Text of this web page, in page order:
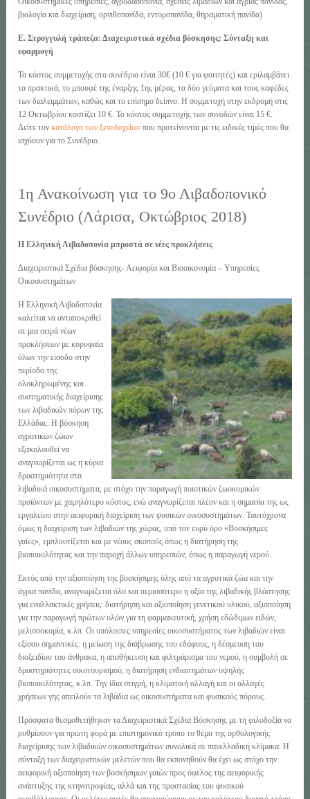
βιολογία και διαχείριση, ορνιθοπανίδα, εντομοπανίδα, θηραματική πανίδα)
Ε. Στρογγυλή τράπεζα: Διαχειριστικά σχέδια βόσκησης: Σύνταξη και
εφαρμογή
Το κόστος συμμετοχής στο συνέδριο είναι 30€ (10 € για φοιτητές) και εριλαμβάνει
τα πρακτικά, το μπουφέ της έναρξης 1ης μέρας, τα δύο γεύματα και τους καφέδες
των διαλειμμάτων, καθώς και το επίσημο δείπνο. Η συμμετοχή στην εκδρομή στις
12 Οκτωβρίου κοστίζει 10 €. Το κόστος συμμετοχής των συνοδών είναι 15 €.
Δείτε τονκατάλογο των ξενοδοχείων που προτείνονται με τις ειδικές τιμές που θα
ισχύουν για το Συνέδριο.
1η Ανακοίνωση για το 9ο Λιβαδοπονικό
Συνέδριο (Λάρισα, Οκτώβριος 2018)
Η Ελληνική Λιβαδοπονία μπροστά σε νέες προκλήσεις
Διαχειριστικά Σχέδια βόσκησης- Αειφορία και Βιοοικονομία – Υπηρεσίες
Οικοσυστημάτων
Η Ελληνική Λιβαδοπονία
καλείται να ανταποκριθεί
σε μια σειρά νέων
προκλήσεων με κορυφαία
όλων την είσοδο στην
περίοδο της
ολοκληρωμένης και
συστηματικής διαχείρισης
των λιβαδικών πόρων της
Ελλάδας. Η βόσκηση
αγροτικών ζώων
εξακολουθεί να
αναγνωρίζεται ως η κύρια
δραστηριότητα στα
λιβαδικά οικοσυστήματα, με στόχο την παραγωγή ποιοτικών ζωοκομικών
προϊόντων με χαμηλότερο κόστος, ενώ αναγνωρίζεται πλέον και η σημασία της ως
εργαλείου στην αειφορική διαχείριση των φυσικών οικοσυστημάτων. Ταυτόχρονα
όμως η διαχείριση των λιβαδιών της χώρας, υπό τον ευρύ όρο «Βοσκήσιμες
γαίες», εμπλουτίζεται και με νέους σκοπούς όπως η διατήρηση της
βιοποικιλότητας και την παροχή άλλων υπηρεσιών, όπως η παραγωγή νερού.
Εκτός από την αξιοποίηση της βοσκήσιμης ύλης από τα αγροτικά ζώα και την
άγρια πανίδα, αναγνωρίζεται όλο και περισσότερο η αξία της λιβαδικής βλάστησης
για εναλλακτικές χρήσεις: διατήρηση και αξιοποίηση γενετικού υλικού, αξιοποίηση
για την παραγωγή πρώτων υλών για τη φαρμακευτική, χρήση εδώδιμων ειδών,
μελισσοκομία, κ.λπ. Οι υπόλοιπες υπηρεσίες οικοσυστήματος των λιβαδιών είναι
εξίσου σημαντικές: η μείωση της διάβρωσης του εδάφους, η δέσμευση του
διοξειδίου του άνθρακα, η αποθήκευση και φιλτράρισμα του νερού, η συμβολή σε
δραστηριότητες οικοτουρισμού, η διατήρηση ενδιαιτημάτων υψηλής
βιοποικιλότητας, κ.λπ. Την ίδια στιγμή, η κλιματική αλλαγή και οι αλλαγές
χρήσεων γης απειλούν τα λιβάδια ως οικοσυστήματα και φυσικούς πόρους.
Πρόσφατα θεσμοθετήθηκαν τα Διαχειριστικά Σχέδια Βόσκησης με τη φιλοδοξία να
ρυθμίσουν για πρώτη φορά με επιστημονικό τρόπο το θέμα της ορθολογικής
διαχείρισης των λιβαδικών οικοσυστημάτων συνολικά σε πανελλαδική κλίμακα. Η
σύνταξη των διαχειριστικών μελετών που θα εκπονηθούν θα έχει ως στόχο την
αειφορική αξιοποίηση των βοσκήσιμων γαιών προς όφελος της αειφορικής
ανάπτυξης της κτηνοτροφίας, αλλά και της προστασίας του φυσικού